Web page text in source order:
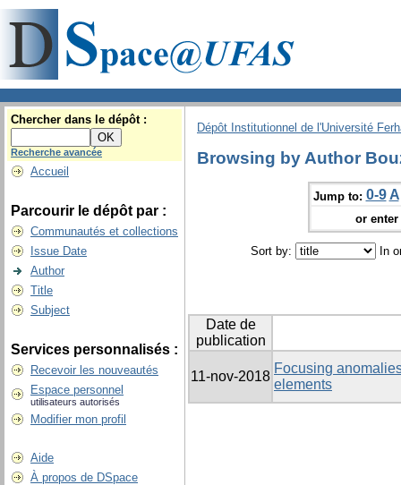
Chercher dans le dépôt :
Recherche avancée
Accueil
Parcourir le dépôt par :
Communautés et collections
Issue Date
Author
Title
Subject
Services personnalisés :
Recevoir les nouveautés
Espace personnel
utilisateurs autorisés
Modifier mon profil
Aide
À propos de DSpace
Dépôt Institutionnel de l'Université
Browsing by Author
Jump to: 0-9 A
or
Sort by: In
Date de
publication
11-nov-2018
Focusing
elements